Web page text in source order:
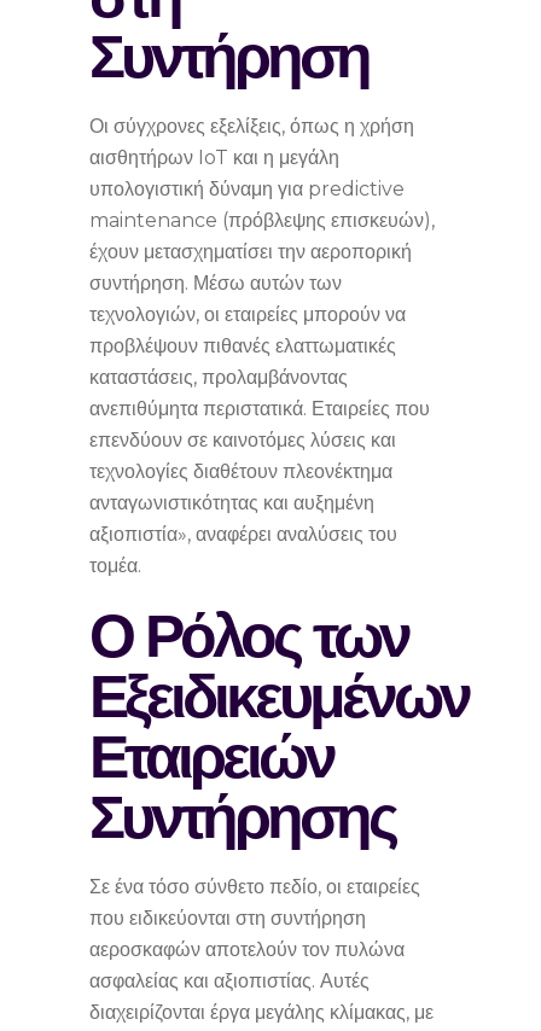
Συντήρηση
Οι σύγχρονες εξελίξεις, όπως η χρήση
αισθητήρων IoT και η μεγάλη
υπολογιστική δύναμη για predictive
maintenance (πρόβλεψης επισκευών),
έχουν μετασχηματίσει την αεροπορική
συντήρηση. Μέσω αυτών των
τεχνολογιών, οι εταιρείες μπορούν να
προβλέψουν πιθανές ελαττωματικές
καταστάσεις, προλαμβάνοντας
ανεπιθύμητα περιστατικά. Εταιρείες που
επενδύουν σε καινοτόμες λύσεις και
τεχνολογίες διαθέτουν πλεονέκτημα
ανταγωνιστικότητας και αυξημένη
αξιοπιστία», αναφέρει αναλύσεις του
τομέα.
Ο Ρόλος των
Εξειδικευμένων
Εταιρειών
Συντήρησης
Σε ένα τόσο σύνθετο πεδίο, οι εταιρείες
που ειδικεύονται στη συντήρηση
αεροσκαφών αποτελούν τον πυλώνα
ασφαλείας και αξιοπιστίας. Αυτές
διαχειρίζονται έργα μεγάλης κλίμακας, με